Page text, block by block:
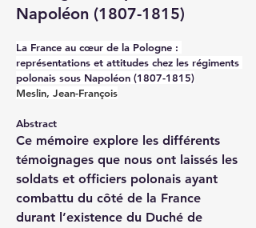
Napoléon (1807-1815)
La France au cœur de la Pologne :
représentations et attitudes chez les régiments
polonais sous Napoléon (1807-1815)
Meslin, Jean-François
Abstract
Ce mémoire explore les différents
témoignages que nous ont laissés les
soldats et officiers polonais ayant
combattu du côté de la France
durant l’existence du Duché de